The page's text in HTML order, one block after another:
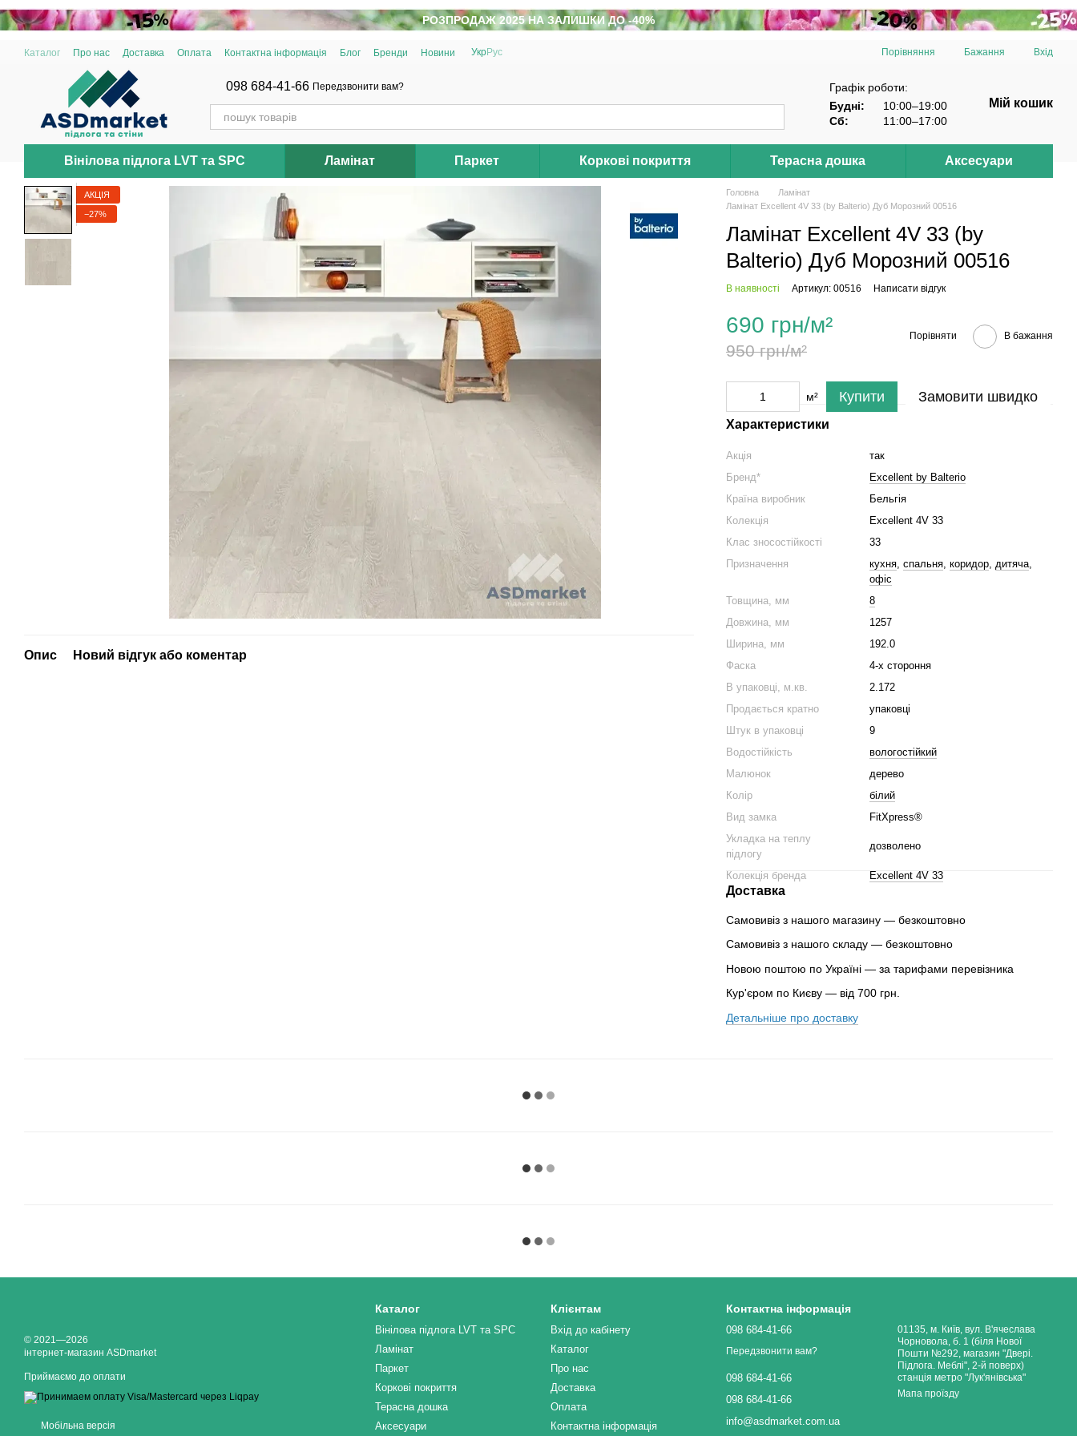
Перейти до основного контенту
РОЗПРОДАЖ 2025 НА ЗАЛИШКИ ДО -40%
Каталог Про нас Доставка Оплата Контактна інформація Блог Бренди Новини УкрРус Порівняння Бажання Вхід
098 684-41-66 Передзвонити вам?
Графік роботи:
Будні:
10:00–19:00
Сб:
11:00–17:00
Мій кошик
Вінілова підлога LVT та SPC Ламінат Паркет Коркові покриття Терасна дошка Аксесуари
АКЦІЯ
−27%
Опис Новий відгук або коментар
Головна
Ламінат
Ламінат Excellent 4V 33 (by Balterio) Дуб Морозний 00516
Ламінат Excellent 4V 33 (by
Balterio) Дуб Морозний 00516
В наявності Артикул: 00516 Написати відгук
690 грн/м²
950 грн/м²
Порівняти В бажання
м² Купити Замовити швидко
Характеристики
Акція
так
Бренд*
Excellent by Balterio
Країна виробник
Бельгія
Колекція
Excellent 4V 33
Клас зносостійкості
33
Призначення
кухня, спальня, коридор, дитяча,
офіс
Товщина, мм
8
Довжина, мм
1257
Ширина, мм
192.0
Фаска
4-х стороння
В упаковці, м.кв.
2.172
Продається кратно
упаковці
Штук в упаковці
9
Водостійкість
вологостійкий
Малюнок
дерево
Колір
білий
Вид замка
FitXpress®
Укладка на теплу
підлогу
дозволено
Колекція бренда Excellent 4V 33
Доставка
Самовивіз з нашого магазину — безкоштовно
Самовивіз з нашого складу — безкоштовно
Новою поштою по Україні — за тарифами перевізника
Кур'єром по Києву — від 700 грн.
Детальніше про доставку
© 2021—2026
інтернет-магазин ASDmarket
Приймаємо до оплати
Мобільна версія
Каталог
Вінілова підлога LVT та SPC
Ламінат
Паркет
Коркові покриття
Терасна дошка
Аксесуари
Клієнтам
Вхід до кабінету
Каталог
Про нас
Доставка
Оплата
Контактна інформація
Контактна інформація
098 684-41-66
Передзвонити вам?
098 684-41-66
098 684-41-66
info@asdmarket.com.ua
01135, м. Київ, вул. В'ячеслава
Чорновола, б. 1 (біля Нової
Пошти №292, магазин "Двері.
Підлога. Меблі", 2-й поверх)
станція метро "Лук'янівська"
Мапа проїзду